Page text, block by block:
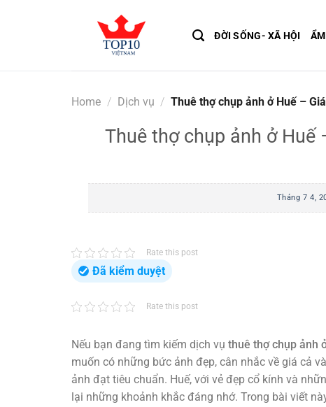
ĐỜI SỐNG- XÃ HỘI
Home / Dịch vụ / Thuê thợ chụp ảnh ở Huế –
Thuê thợ chụp ảnh ở Huế
Tháng 7 4,
Rate this post
Đã kiểm duyệt
Rate this post
Nếu bạn đang tìm kiếm dịch vụ thuê thợ chụp ảnh
muốn có những bức ảnh đẹp, cân nhắc về giá cả
ảnh đạt tiêu chuẩn. Huế, với vẻ đẹp cổ kính và
lại những khoảnh khắc đáng nhớ. Trong bài viết